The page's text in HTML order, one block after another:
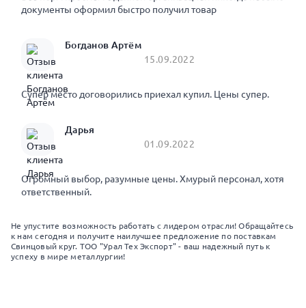
документы оформил быстро получил товар
Богданов Артём
15.09.2022
Супер место договорились приехал купил. Цены супер.
Дарья
01.09.2022
Огромный выбор, разумные цены. Хмурый персонал, хотя
ответственный.
Не упустите возможность работать с лидером отрасли! Обращайтесь
к нам сегодня и получите наилучшее предложение по поставкам
Свинцовый круг. ТОО "Урал Тех Экспорт" - ваш надежный путь к
успеху в мире металлургии!